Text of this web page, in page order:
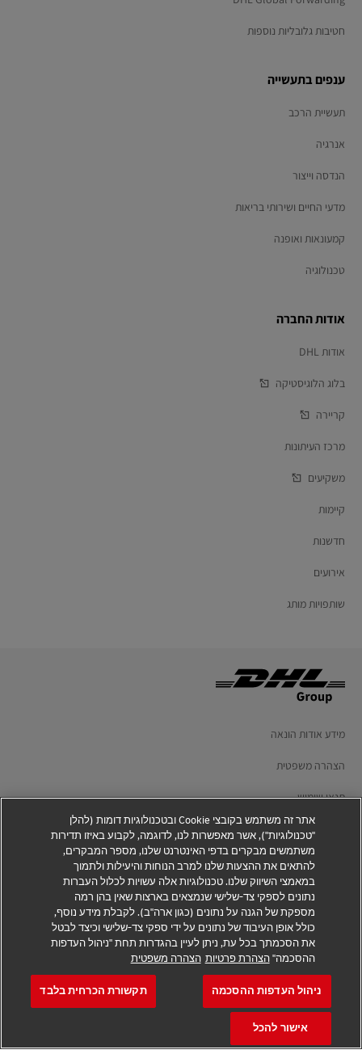
חטיבות גלובליות נוספות
ענפים בתעשייה
תעשיית הרכב
אנרגיה
הנדסה וייצור
מדעי החיים ושירותי בריאות
קמעונאות ואופנה
טכנולוגיה
אודות החברה
אודות DHL
בלוג הלוגיסטיקה
קריירה
מרכז העיתונות
משקיעים
קיימות
חדשנות
אירועים
שותפויות מותג
מידע אודות הונאה
הצהרה משפטית
תנאי שימוש
מדיניות הפרטיות
הצהרת נגישות
מידע נוסף
הגדרות קובצי Cookie
עקבו אחרינו
אתר זה משתמש בקובצי Cookie ובטכנולוגיות דומות (להלן
"טכנולוגיות"), אשר מאפשרות לנו, לדוגמה, לקבוע באיזו תדירות
משתמשים מבקרים בדפי האינטרנט שלנו, מספר המבקרים,
להתאים את ההצעות שלנו למרב הנוחות והיעילות ולתמוך
במאמצי השיווק שלנו. טכנולוגיות אלה עשויות לכלול העברות
נתונים לספקי צד-שלישי שנמצאים בארצות שאין בהן רמה
מספקת של הגנה על נתונים (כגון ארה"ב). לקבלת מידע נוסף,
כולל אופן העיבוד של נתונים על ידי ספקי צד-שלישי וכיצד לבטל
את הסכמתך בכל עת, ניתן לעיין בהגדרות תחת "ניהול העדפות
ההסכמה"הצהרת פרטיות הצהרה משפטית
ניהול העדפות ההסכמה תקשורת הכרחית בלבד
אישור להכל